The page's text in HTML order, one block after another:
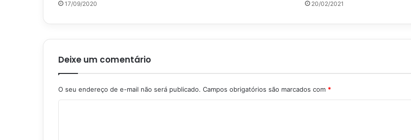
17/09/2020 20/02/2021
Deixe um comentário
O seu endereço de e-mail não será publicado. Campos obrigatórios são marcados com *